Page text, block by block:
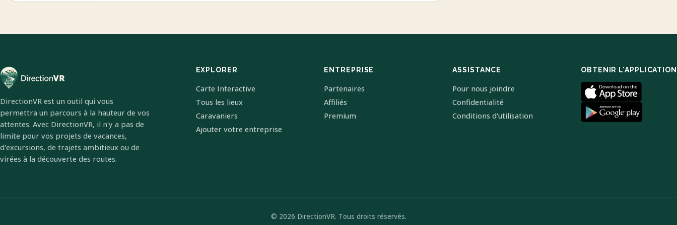
DirectionVR est un outil qui vous
permettra un parcours à la hauteur de vos
attentes. Avec DirectionVR, il n'y a pas de
limite pour vos projets de vacances,
d'excursions, de trajets ambitieux ou de
virées à la découverte des routes.
EXPLORER
Carte Interactive
Tous les lieux
Caravaniers
Ajouter votre entreprise
ENTREPRISE
Partenaires
Affiliés
Premium
ASSISTANCE
Pour nous joindre
Confidentialité
Conditions d'utilisation
OBTENIR L'APPLICATION
© 2026 DirectionVR. Tous droits réservés.